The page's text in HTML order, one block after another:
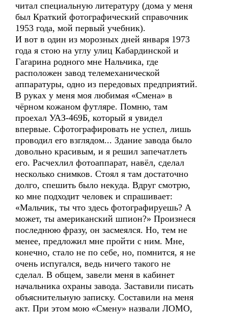
читал специальную литературу (дома у меня
был Краткий фотографический справочник
1953 года, мой первый учебник).
И вот в один из морозных дней января 1973
года я стою на углу улиц Кабардинской и
Гагарина родного мне Нальчика, где
расположен завод телемеханической
аппаратуры, одно из передовых предприятий.
В руках у меня моя любимая «Смена» в
чёрном кожаном футляре. Помню, там
проехал УАЗ-469Б, который я увидел
впервые. Сфотографировать не успел, лишь
проводил его взглядом... Здание завода было
довольно красивым, и я решил запечатлеть
его. Расчехлил фотоаппарат, навёл, сделал
несколько снимков. Стоял я там достаточно
долго, спешить было некуда. Вдруг смотрю,
ко мне подходит человек и спрашивает:
«Мальчик, ты что здесь фотографируешь? А
может, ты американский шпион?» Произнеся
последнюю фразу, он засмеялся. Но, тем не
менее, предложил мне пройти с ним. Мне,
конечно, стало не по себе, но, помнится, я не
очень испугался, ведь ничего такого не
сделал. В общем, завели меня в кабинет
начальника охраны завода. Заставили писать
объяснительную записку. Составили на меня
акт. При этом мою «Смену» назвали ЛОМО,